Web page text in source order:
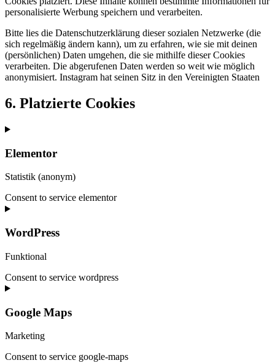
personalisierte Werbung speichern und verarbeiten.
Bitte lies die Datenschutzerklärung dieser sozialen Netzwerke (die
sich regelmäßig ändern kann), um zu erfahren, wie sie mit deinen
(persönlichen) Daten umgehen, die sie mithilfe dieser Cookies
verarbeiten. Die abgerufenen Daten werden so weit wie möglich
anonymisiert. Instagram hat seinen Sitz in den Vereinigten Staaten
6. Platzierte Cookies
Elementor
Statistik (anonym)
Consent to service elementor
WordPress
Funktional
Consent to service wordpress
Google Maps
Marketing
Consent to service google-maps